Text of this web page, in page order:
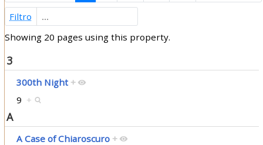
Filtro
Showing 20 pages using this property.
3
300th Night +
9 +
A
A Case of Chiaroscuro +